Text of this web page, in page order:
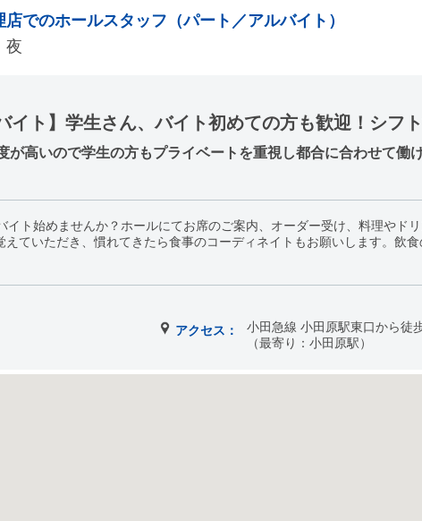
店でのホールスタッフ（パート／アルバイト）
夜
イト】学生さん、バイト初めての方も歓迎！シフ
が高いので学生の方もプライベートを重視し都合に合わせて働
ト始めませんか？ホールにてお席のご案内、オーダー受け、料理やド
ていただき、慣れてきたら食事のコーディネイトもお願いします。飲
アクセス：
小田急線 小田原駅東口から徒
（最寄り：小田原駅）